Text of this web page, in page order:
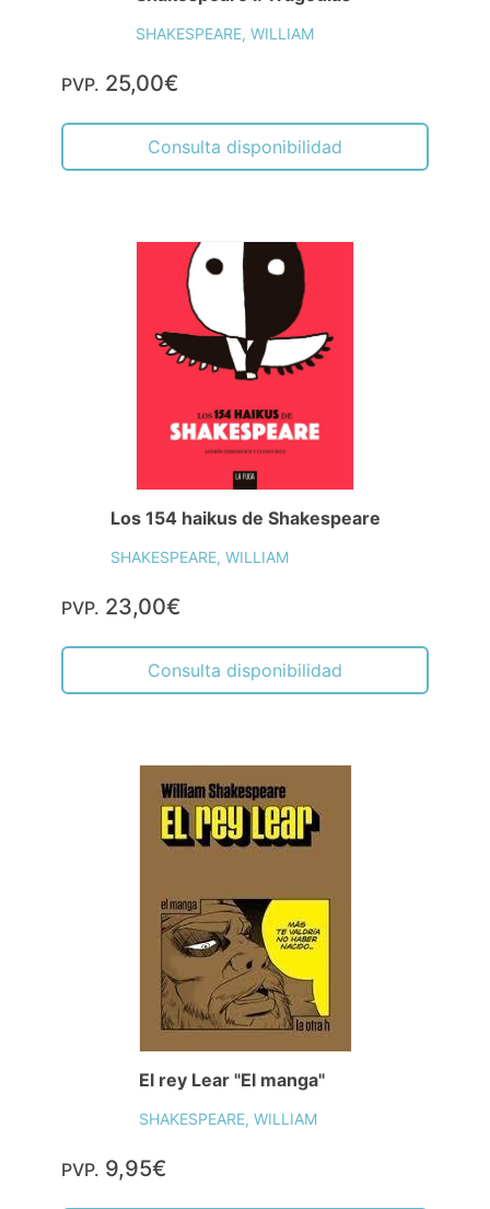
SHAKESPEARE, WILLIAM
PVP. 25,00€
Consulta disponibilidad
Los 154 haikus de Shakespeare
SHAKESPEARE, WILLIAM
PVP. 23,00€
Consulta disponibilidad
El rey Lear "El manga"
SHAKESPEARE, WILLIAM
PVP. 9,95€